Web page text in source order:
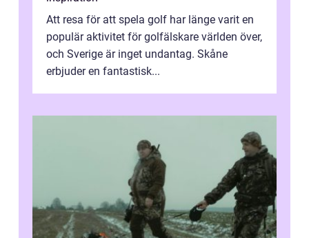
Att resa för att spela golf har länge varit en
populär aktivitet för golfälskare världen över,
och Sverige är inget undantag. Skåne
erbjuder en fantastisk...